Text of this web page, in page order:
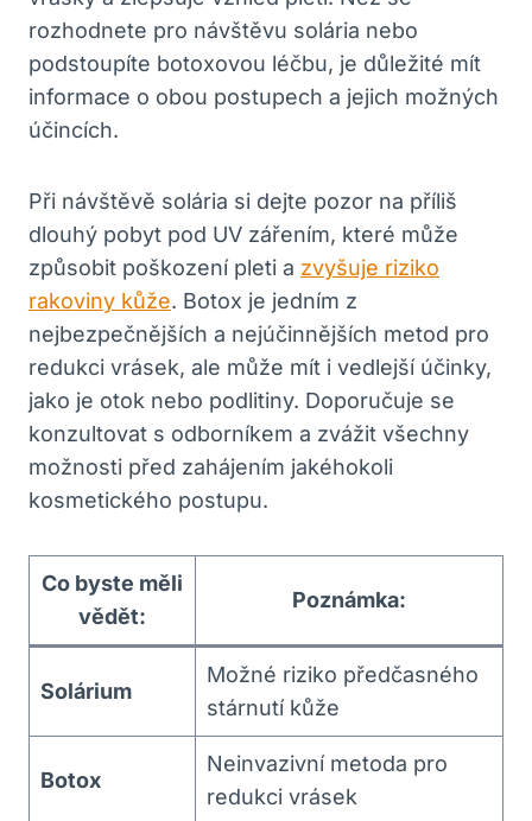
rozhodnete pro návštěvu solária nebo
podstoupíte botoxovou léčbu, je důležité mít
informace o obou postupech a jejich možných
účincích.
Při návštěvě solária si dejte pozor na příliš
dlouhý pobyt pod UV zářením, které může
způsobit poškození pleti a zvyšuje riziko
rakoviny kůže. Botox je jedním z
nejbezpečnějších a nejúčinnějších metod pro
redukci vrásek, ale může mít i vedlejší účinky,
jako je otok nebo podlitiny. Doporučuje se
konzultovat s odborníkem a zvážit všechny
možnosti před zahájením jakéhokoli
kosmetického postupu.
Co byste měli
vědět:
Poznámka:
Solárium
Možné riziko předčasného
stárnutí kůže
Botox
Neinvazivní metoda pro
redukci vrásek